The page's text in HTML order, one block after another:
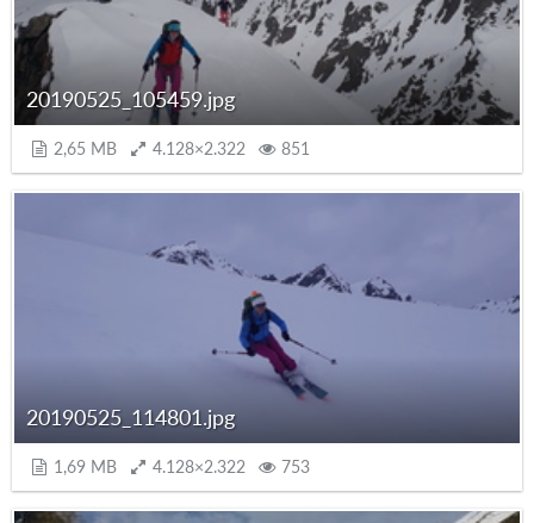
20190525_105459.jpg
2,65 MB 4.128×2.322 851
20190525_114801.jpg
1,69 MB 4.128×2.322 753